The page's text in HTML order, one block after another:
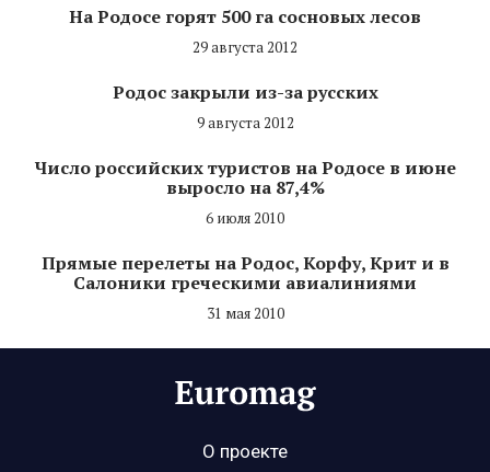
На Родосе горят 500 га сосновых лесов
29 августа 2012
Родос закрыли из-за русских
9 августа 2012
Число российских туристов на Родосе в июне
выросло на 87,4%
6 июля 2010
Прямые перелеты на Родос, Корфу, Крит и в
Салоники греческими авиалиниями
31 мая 2010
О проекте